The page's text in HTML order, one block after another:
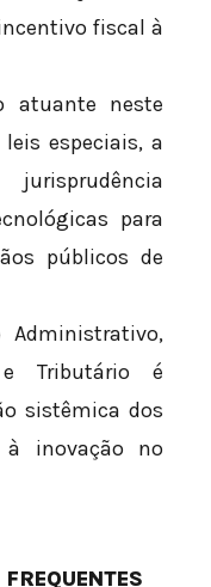
fiscal à
atuante neste
especiais, a
para
públicos de
e Tributário é
sistêmica dos
à inovação no